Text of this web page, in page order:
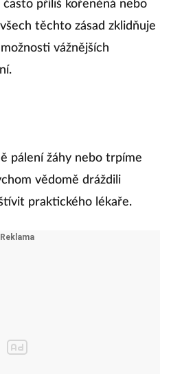
příliš kořeněná nebo
těchto zásad zklidňuje
vážnějších
pálení žáhy nebo trpíme
vědomě dráždili
praktického lékaře.